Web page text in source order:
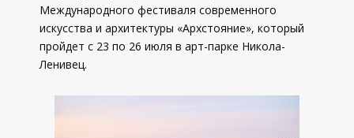
Международного фестиваля современного
искусства и архитектуры «Архстояние», который
пройдет с 23 по 26 июля в арт-парке Никола-
Ленивец.